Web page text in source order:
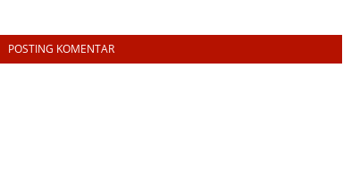
POSTING KOMENTAR